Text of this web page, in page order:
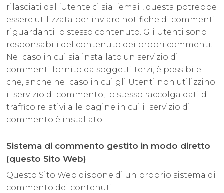
rilasciati dall’Utente ci sia l’email, questa potrebbe
essere utilizzata per inviare notifiche di commenti
riguardanti lo stesso contenuto. Gli Utenti sono
responsabili del contenuto dei propri commenti.
Nel caso in cui sia installato un servizio di
commenti fornito da soggetti terzi, è possibile
che, anche nel caso in cui gli Utenti non utilizzino
il servizio di commento, lo stesso raccolga dati di
traffico relativi alle pagine in cui il servizio di
commento è installato.
Sistema di commento gestito in modo diretto
(questo Sito Web)
Questo Sito Web dispone di un proprio sistema di
commento dei contenuti.